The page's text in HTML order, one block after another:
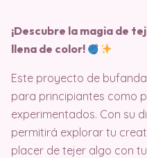
¡Descubre la magia de
llena de color!
Este proyecto de
para principiantes como
experimentados. Con su
permitirá explorar tu
placer de tejer algo con